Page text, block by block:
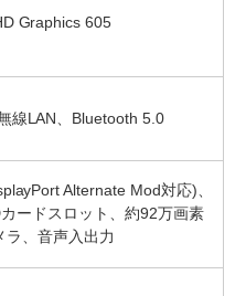
Graphics 605
線LAN、Bluetooth 5.0
Alternate Mod対応)、
ードスロット、約92万画素
ラ、音声入出力